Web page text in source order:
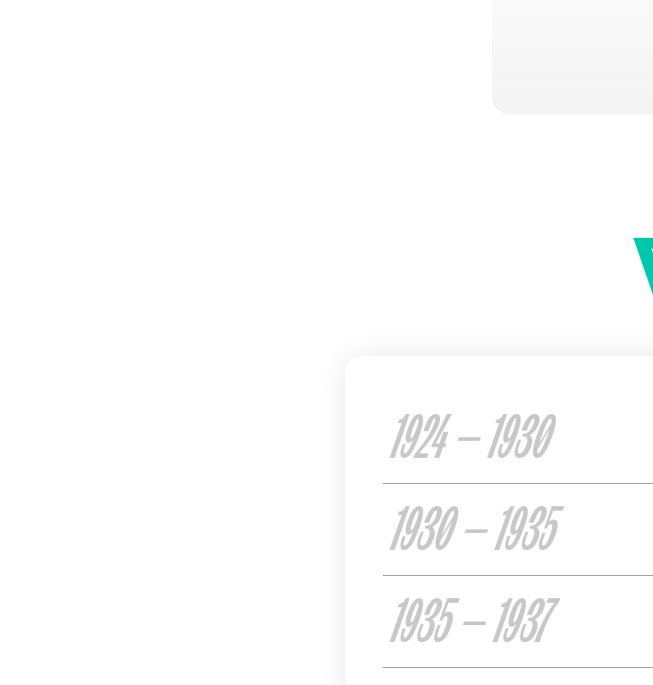
1924 — 1930
1930 — 1935
1935 — 1937